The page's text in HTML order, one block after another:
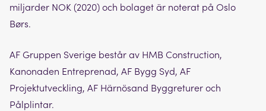
miljarder NOK (2020) och bolaget är noterat på Oslo
Børs.
AF Gruppen Sverige består av HMB Construction,
Kanonaden Entreprenad, AF Bygg Syd, AF
Projektutveckling, AF Härnösand Byggreturer och
Pålplintar.